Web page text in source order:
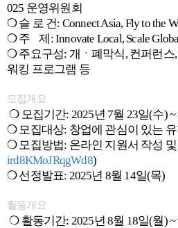
025 운영위원회
❍ 슬 로 건: Connect Asia, Fly to the
❍ 주 제: Innovate Local, Scale
❍ 주요구성: 개ㆍ폐막식, 컨퍼런스
워킹 프로그램 등
모집개요
❍ 모집기간: 2025년 7월 23일(수) ~
❍ 모집대상: 창업에 관심이 있는
❍ 모집방법: 온라인 지원서 작성 및
ird8KMoJRqgWd8)
❍ 선정발표: 2025년 8월 14일(목)
활동개요
❍ 활동기간: 2025년 8월 18일(월)